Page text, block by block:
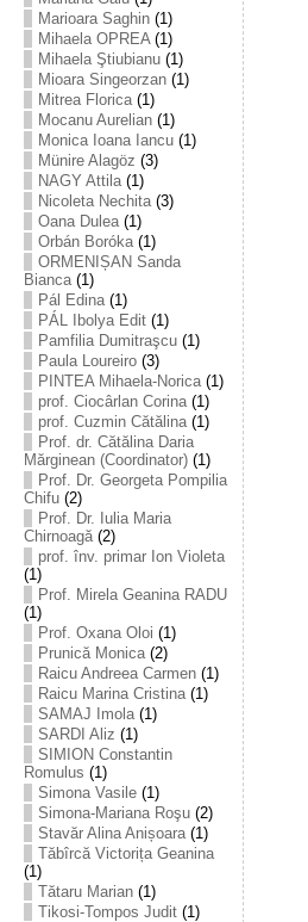
Marioara Saghin(1)
Mihaela OPREA(1)
Mihaela Ştiubianu(1)
Mioara Singeorzan(1)
Mitrea Florica(1)
Mocanu Aurelian(1)
Monica Ioana Iancu(1)
Münire Alagöz (3)
NAGY Attila(1)
Nicoleta Nechita(3)
Oana Dulea(1)
Orbán Boróka(1)
ORMENIȘAN Sanda
Bianca(1)
Pál Edina(1)
PÁL Ibolya Edit(1)
Pamfilia Dumitraşcu(1)
Paula Loureiro(3)
PINTEA Mihaela-Norica(1)
prof. Ciocârlan Corina(1)
prof. Cuzmin Cătălina(1)
Prof. dr. Cătălina Daria
Mărginean (Coordinator)(1)
Prof. Dr. Georgeta Pompilia
Chifu(2)
Prof. Dr. Iulia Maria
Chirnoagă(2)
prof. înv. primar Ion Violeta
(1)
Prof. Mirela Geanina RADU
(1)
Prof. Oxana Oloi (1)
Prunică Monica(2)
Raicu Andreea Carmen(1)
Raicu Marina Cristina(1)
SAMAJ Imola(1)
SARDI Aliz (1)
SIMION Constantin
Romulus (1)
Simona Vasile(1)
Simona-Mariana Roşu(2)
Stavăr Alina Anișoara(1)
Tăbîrcă Victorița Geanina
(1)
Tătaru Marian(1)
Tikosi-Tompos Judit(1)